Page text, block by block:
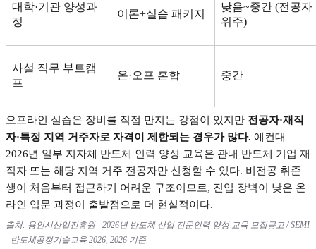
대학·기관 양성과
정
이론+실습 패키지
낮음~중간 (전공자
위주)
사설 직무 부트캠
프
온·오프 혼합 중간
오프라인 실습은 장비를 직접 만지는 강점이 있지만 전공자·재직
자·특정 지역 거주자로 자격이 제한되는 경우가 많다. 예컨대
2026년 일부 지자체 반도체 인력 양성 교육은 관내 반도체 기업 재
직자 또는 해당 지역 거주 전공자만 신청할 수 있다. 비전공 취준
생이 처음부터 접근하기 어려운 구조이므로, 진입 장벽이 낮은 온
라인 입문 과정이 출발점으로 더 현실적이다.
출처: 용인시산업진흥원- 2026년 반도체 산업 전문인력 양성 교육 모집공고/ SEMI
- 반도체공정기술교육 2026, 2026 기준